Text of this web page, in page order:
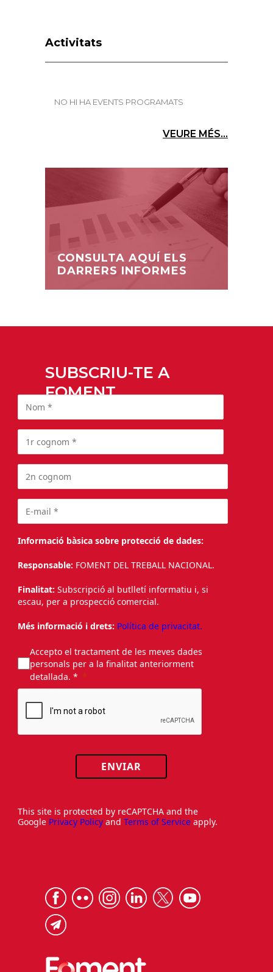
Activitats
NO HI HA EVENTS PROGRAMATS
VEURE MÉS...
CONSULTA AQUÍ ELS
DARRERS INFORMES
SUBSCRIU-TE A
FOMENT
Informació bàsica sobre protecció de dades:
Responsable: FOMENT DEL TREBALL NACIONAL.
Finalitat: Subscripció al butlletí informatiu i, si
escau, per a prospecció comercial.
Més informació i drets: Política de privacitat.
Accepto el tractament de les meves dades
personals per a la finalitat anteriorment
detallada. *
ENVIAR
This site is protected by reCAPTCHA and the
Google Privacy Policy and Terms of Service apply.